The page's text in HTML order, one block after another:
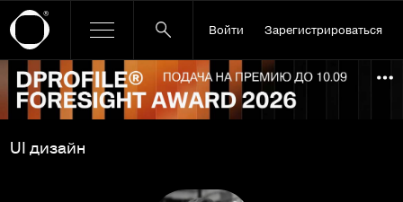
Войти Зарегистрироваться
Ссылка баннера
UI дизайн